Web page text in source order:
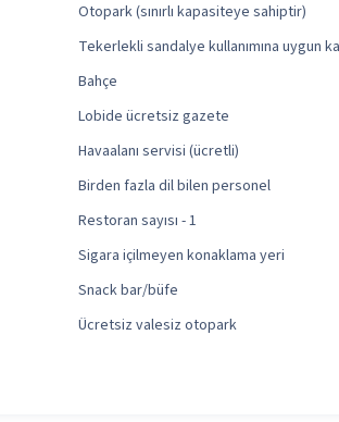
Otopark (sınırlı kapasiteye sahiptir)
Tekerlekli sandalye kullanımına uygun
Bahçe
Lobide ücretsiz gazete
Havaalanı servisi (ücretli)
Birden fazla dil bilen personel
Restoran sayısı - 1
Sigara içilmeyen konaklama yeri
Snack bar/büfe
Ücretsiz valesiz otopark